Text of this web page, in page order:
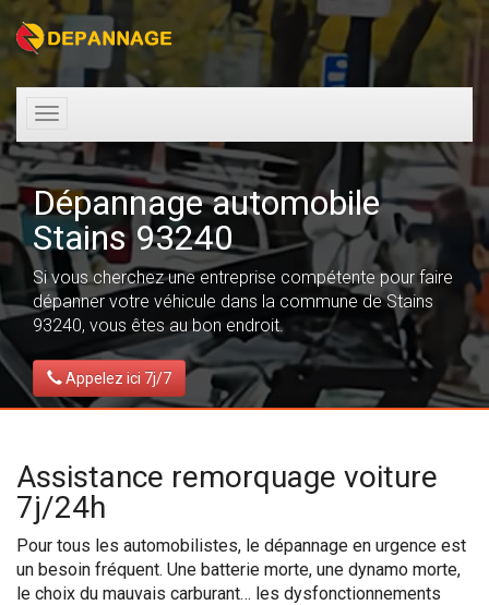
Toggle
navigation
Dépannage automobile
Stains 93240
Si vous cherchez une entreprise compétente pour faire
dépanner votre véhicule dans la commune de Stains
93240, vous êtes au bon endroit.
Appelez ici 7j/7
Assistance remorquage voiture
7j/24h
Pour tous les automobilistes, le dépannage en urgence est
un besoin fréquent. Une batterie morte, une dynamo morte,
le choix du mauvais carburant… les dysfonctionnements